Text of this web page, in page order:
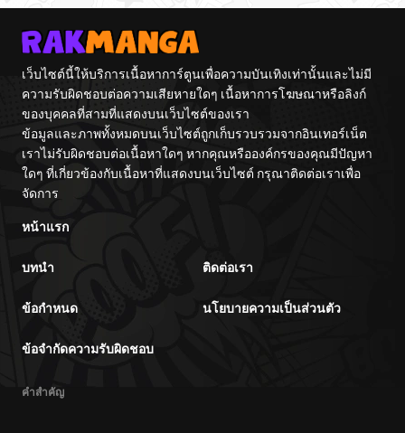
Shidou ni
Kuppuku Suru
made
เว็บไซต์นี้ให้บริการเนื้อหาการ์ตูนเพื่อความบันเทิงเท่านั้นและไม่มี
ความรับผิดชอบต่อความเสียหายใดๆ เนื้อหาการโฆษณาหรือลิงก์
ของบุคคลที่สามที่แสดงบนเว็บไซต์ของเรา
ข้อมูลและภาพทั้งหมดบนเว็บไซต์ถูกเก็บรวบรวมจากอินเทอร์เน็ต
เราไม่รับผิดชอบต่อเนื้อหาใดๆ หากคุณหรือองค์กรของคุณมีปัญหา
ใดๆ ที่เกี่ยวข้องกับเนื้อหาที่แสดงบนเว็บไซต์ กรุณาติดต่อเราเพื่อ
จัดการ
หน้าแรก
บทนำ ติดต่อเรา
ข้อกำหนด นโยบายความเป็นส่วนตัว
ข้อจำกัดความรับผิดชอบ
คำสำคัญ